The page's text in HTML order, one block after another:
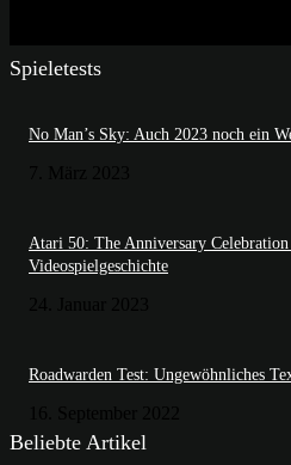
Spieletests
No Man’s Sky: Auch 2023 noch ein
Atari 50: The Anniversary
Videospielgeschichte
Roadwarden Test: Ungewöhnliches
Beliebte Artikel